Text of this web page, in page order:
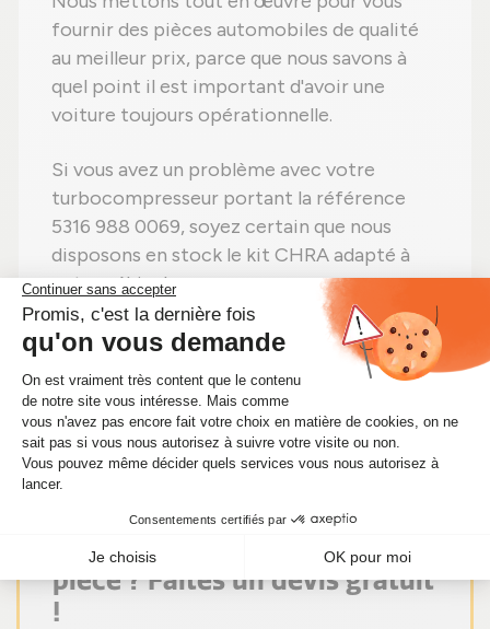
fournir des pièces automobiles de qualité
au meilleur prix, parce que nous savons à
quel point il est important d'avoir une
voiture toujours opérationnelle.
Si vous avez un problème avec votre
turbocompresseur portant la référence
5316 988 0069, soyez certain que nous
disposons en stock le kit CHRA adapté à
votre véhicule.
Faites vite ! Si vous avez besoin d'un kit
CHRA 5316 988 0069, achetez-le sans
hésiter sur Alsapièces.
Vous ne trouvez pas votre
pièce ? Faites un devis gratuit
!